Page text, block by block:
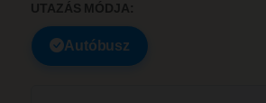
UTAZÁS MÓDJA:
Autóbusz